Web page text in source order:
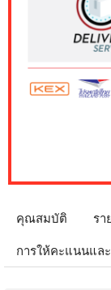
คุณสมบัติ รา
การให้คะแนนแล